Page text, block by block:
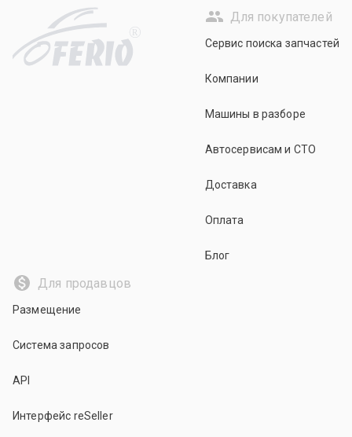
R
Для покупателей
Сервис поиска запчастей
Компании
Машины в разборе
Автосервисам и СТО
Доставка
Оплата
Блог
Для продавцов
Размещение
Система запросов
API
Интерфейс reSeller